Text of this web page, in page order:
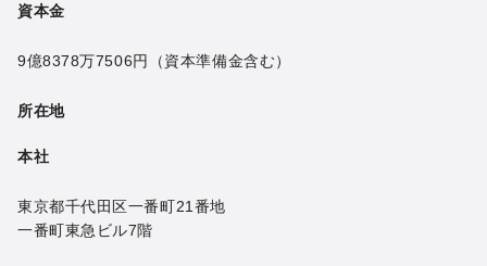
資本金
9億8378万7506円 （資本準備金含む）
所在地
本社
東京都千代田区一番町21番地
一番町東急ビル7階